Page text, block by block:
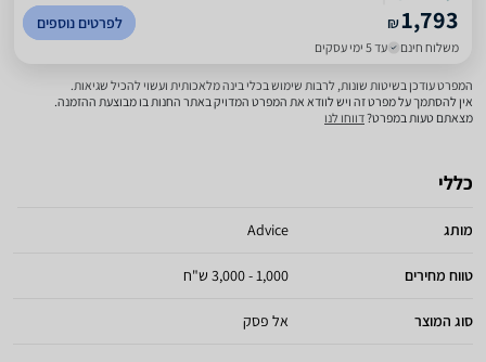
₪1,793
משלוח חינם עד 5 ימי עסקים
לפרטים נוספים
המפרט עודכן בשיטות שונות, לרבות שימוש בכלי בינה מלאכותית ועשוי להכיל שגיאות.
אין להסתמך על מפרט זה ויש לוודא את המפרט המדויק באתר החנות בו מבוצעת ההזמנה.
מצאתם טעות במפרט?דווחו לנו
כללי
מותג Advice
טווח מחירים 1,000 - 3,000 ש"ח
סוג המוצר אל פסק